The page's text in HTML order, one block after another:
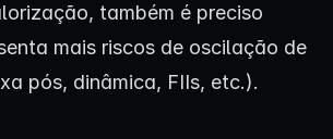
também é preciso
mais riscos de oscilação de
pós, dinâmica, FIIs, etc.).